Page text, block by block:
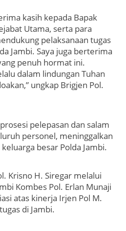
kasih kepada Bapak
Utama, serta para
pelaksanaan tugas
Jambi. Saya juga berterima
penuh hormat ini.
dalam lindungan Tuhan
ungkap Brigjen Pol.
pelepasan dan salam
personel, meninggalkan
besar Polda Jambi.
Krisno H. Siregar melalui
Kombes Pol. Erlan Munaji
atas kinerja Irjen Pol M.
di Jambi.